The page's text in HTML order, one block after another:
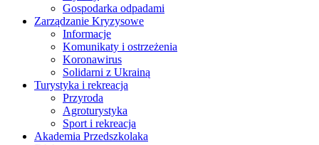
Gospodarka odpadami
Zarządzanie Kryzysowe
Informacje
Komunikaty i ostrzeżenia
Koronawirus
Solidarni z Ukrainą
Turystyka i rekreacja
Przyroda
Agroturystyka
Sport i rekreacja
Akademia Przedszkolaka